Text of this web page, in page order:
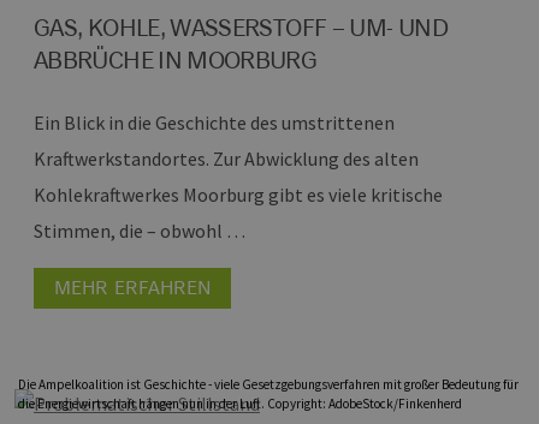
GAS, KOHLE, WASSERSTOFF – UM- UND
ABBRÜCHE IN MOORBURG
Ein Blick in die Geschichte des umstrittenen
Kraftwerkstandortes. Zur Abwicklung des alten
Kohlekraftwerkes Moorburg gibt es viele kritische
Stimmen, die – obwohl …
MEHR ERFAHREN
Die Ampelkoalition ist Geschichte - viele Gesetzgebungsverfahren mit großer Bedeutung für
die Energiewirtschaft hängen nun in der Luft. Copyright: AdobeStock/Finkenherd